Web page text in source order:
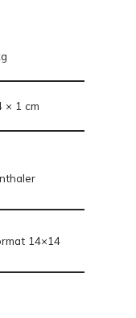
× 1 cm
14×14